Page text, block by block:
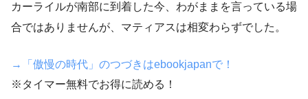
カーライルが南部に到着した今、わがままを言っている場
合ではありませんが、マティアスは相変わらずでした。
→「傲慢の時代」のつづきはebookjapanで！
※タイマー無料でお得に読める！